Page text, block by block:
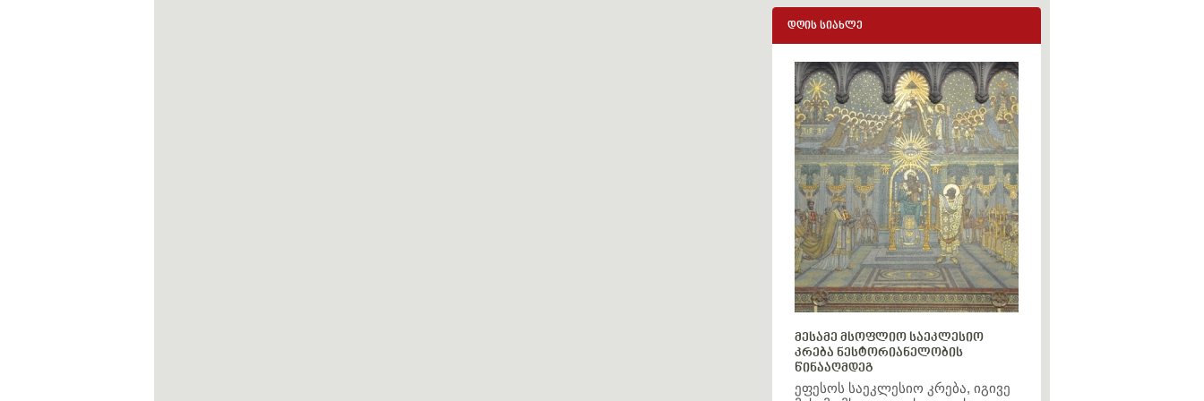
დღის სიახლე
მესამე მსოფლიო საეკლესიო
კრება ნესტორიანელობის
წინააღმდეგ
ეფესოს საეკლესიო კრება, იგივე